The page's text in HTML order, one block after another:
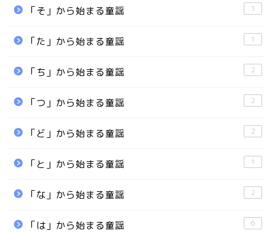
「そ」から始まる童謡 1
「た」から始まる童謡 1
「ち」から始まる童謡 2
「つ」から始まる童謡 2
「ど」から始まる童謡 2
「と」から始まる童謡 1
「な」から始まる童謡 2
「は」から始まる童謡 6